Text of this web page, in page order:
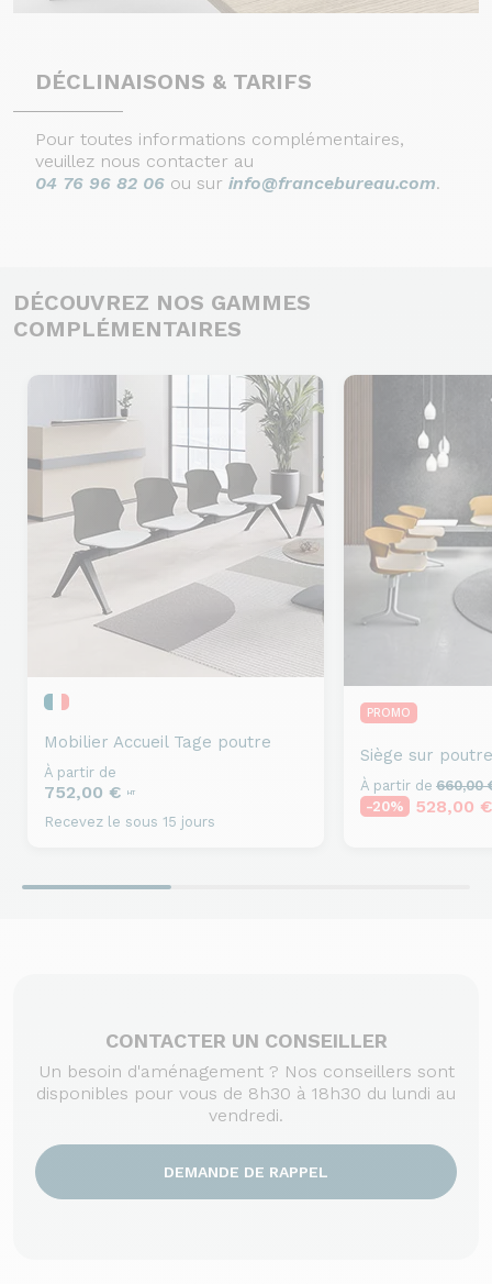
DÉCLINAISONS & TARIFS
Pour toutes informations complémentaires,
veuillez nous contacter au
04 76 96 82 06 ou sur info@francebureau.com.
DÉCOUVREZ NOS GAMMES
COMPLÉMENTAIRES
Mobilier AccueilTage poutre
À partir de
752,00 € HT
Recevez le sous 15 jours
PROMO
Siège sur poutre
À partir de 660,00
-20%
528,00
CONTACTER UN CONSEILLER
Un besoin d'aménagement ? Nos conseillers sont
disponibles pour vous de 8h30 à 18h30 du lundi au
vendredi.
DEMANDE DE RAPPEL